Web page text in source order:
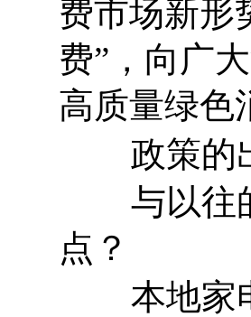
费市场新形
费”，向广
高质量绿色
政策的出
与以往的
点？
本地家电